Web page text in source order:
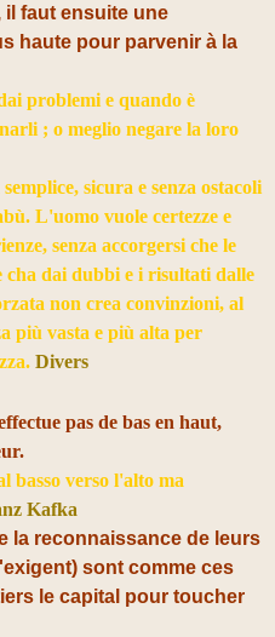
faut ensuite une
haute pour parvenir à la
problemi e quando è
; o meglio negare la loro
sicura e senza ostacoli
L'uomo vuole certezze e
senza accorgersi che le
cha dai dubbi e i risultati dalle
non crea convinzioni, al
più vasta e più alta per
Divers
pas de bas en haut,
basso verso l'alto ma
Kafka
la reconnaissance de leurs
sont comme ces
le capital pour toucher